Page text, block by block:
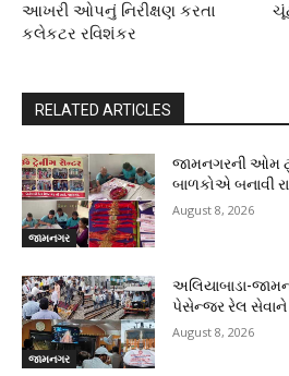
આખરી ઓપનું નિરીક્ષણ કરતા
કલેકટર રવિશંકર
RELATED ARTICLES
જામનગર
જામનગરની ઓમ
બાળકોએ બનાવી
August 8, 2026
જામનગર
અલિયાબાડા-
પેસેન્જર રેલ સેવાને
August 8, 2026